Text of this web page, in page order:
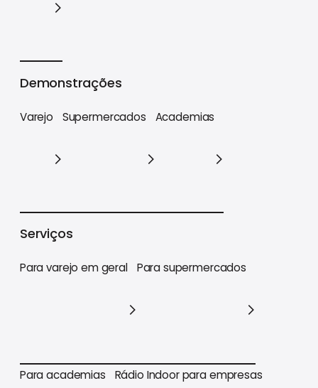
Demonstrações
Varejo Supermercados Academias
Serviços
Para varejo em geral
Para varejo em geral
Para supermercados
Para supermercados
Para academias Rádio Indoor para empresas